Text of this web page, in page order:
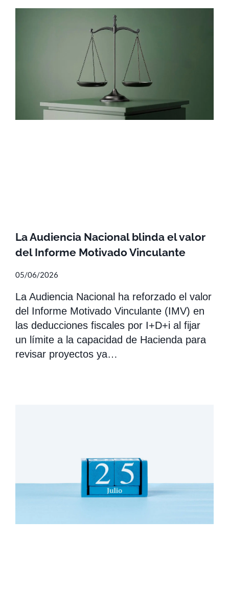
La Audiencia Nacional blinda el valor
del Informe Motivado Vinculante
05/06/2026
La Audiencia Nacional ha reforzado el valor
del Informe Motivado Vinculante (IMV) en
las deducciones fiscales por I+D+i al fijar
un límite a la capacidad de Hacienda para
revisar proyectos ya…